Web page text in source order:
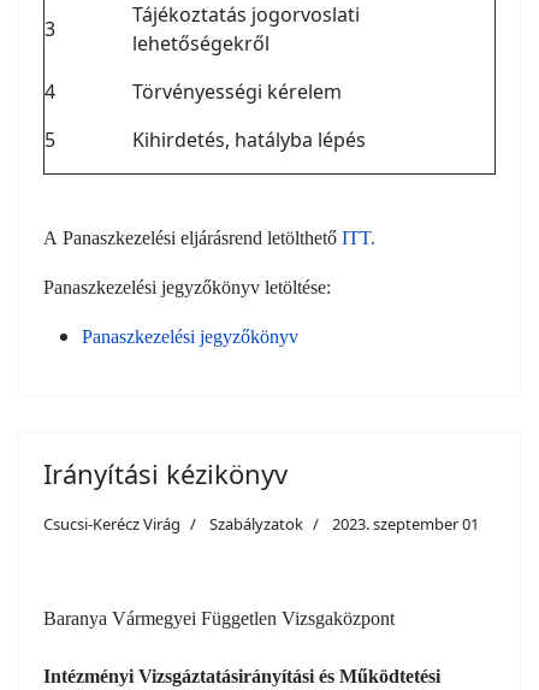
3
Tájékoztatás jogorvoslati
lehetőségekről
4
Törvényességi kérelem
5
Kihirdetés, hatályba lépés
A Panaszkezelési eljárásrend letölthető ITT.
Panaszkezelési jegyzőkönyv letöltése:
Panaszkezelési jegyzőkönyv
Irányítási kézikönyv
Csucsi-Kerécz Virág Szabályzatok 2023. szeptember 01
Baranya Vármegyei Független Vizsgaközpont
Intézményi Vizsgáztatásirányítási és Működtetési